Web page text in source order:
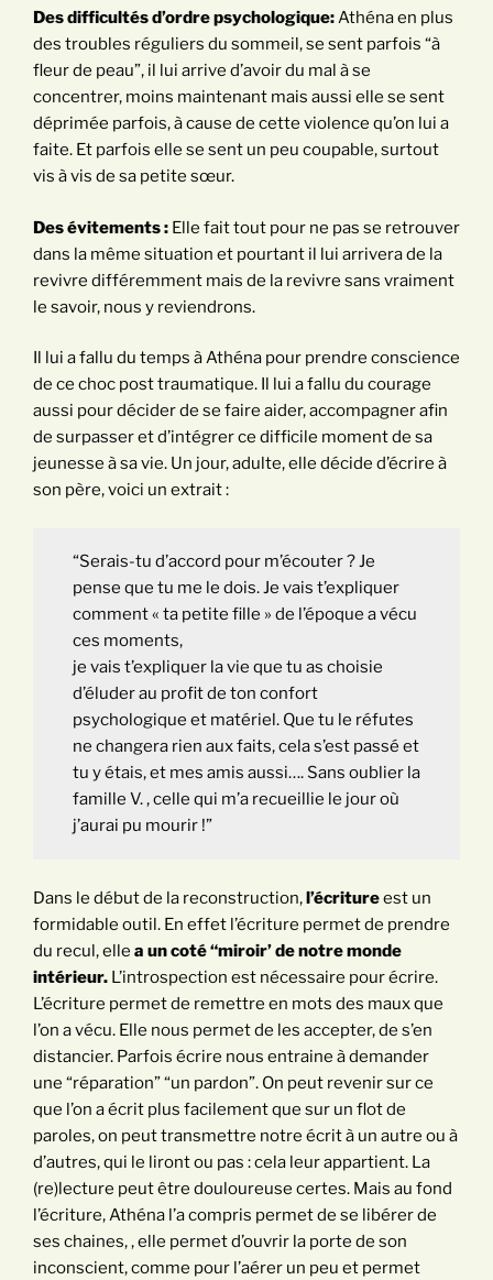
Des difficultés d’ordre psychologique:Athéna en plus
des troubles réguliers du sommeil, se sent parfois “à
fleur de peau”, il lui arrive d’avoir du mal à se
concentrer, moins maintenant mais aussi elle se sent
déprimée parfois, à cause de cette violence qu’on lui a
faite. Et parfois elle se sent un peu coupable, surtout
vis à vis de sa petite sœur.
Des évitements : Elle fait tout pour ne pas se retrouver
dans la même situation et pourtant il lui arrivera de la
revivre différemment mais de la revivre sans vraiment
le savoir, nous y reviendrons.
Il lui a fallu du temps à Athéna pour prendre conscience
de ce choc post traumatique. Il lui a fallu du courage
aussi pour décider de se faire aider, accompagner afin
de surpasser et d’intégrer ce difficile moment de sa
jeunesse à sa vie. Un jour, adulte, elle décide d’écrire à
son père, voici un extrait :
“Serais-tu d’accord pour m’écouter ? Je
pense que tu me le dois. Je vais t’expliquer
comment « ta petite fille » de l’époque a vécu
ces moments,
je vais t’expliquer la vie que tu as choisie
d’éluder au profit de ton confort
psychologique et matériel. Que tu le réfutes
ne changera rien aux faits, cela s’est passé et
tu y étais, et mes amis aussi…. Sans oublier la
famille V. , celle qui m’a recueillie le jour où
j’aurai pu mourir !”
Dans le début de la reconstruction,l’écritureest un
formidable outil. En effet l’écriture permet de prendre
du recul, elle a un coté “miroir’ de notre monde
intérieur. L’introspection est nécessaire pour écrire.
L’écriture permet de remettre en mots des maux que
l’on a vécu. Elle nous permet de les accepter, de s’en
distancier. Parfois écrire nous entraine à demander
une “réparation” “un pardon”. On peut revenir sur ce
que l’on a écrit plus facilement que sur un flot de
paroles, on peut transmettre notre écrit à un autre ou à
d’autres, qui le liront ou pas : cela leur appartient. La
(re)lecture peut être douloureuse certes. Mais au fond
l’écriture, Athéna l’a compris permet de se libérer de
ses chaines, , elle permet d’ouvrir la porte de son
inconscient, comme pour l’aérer un peu et permet